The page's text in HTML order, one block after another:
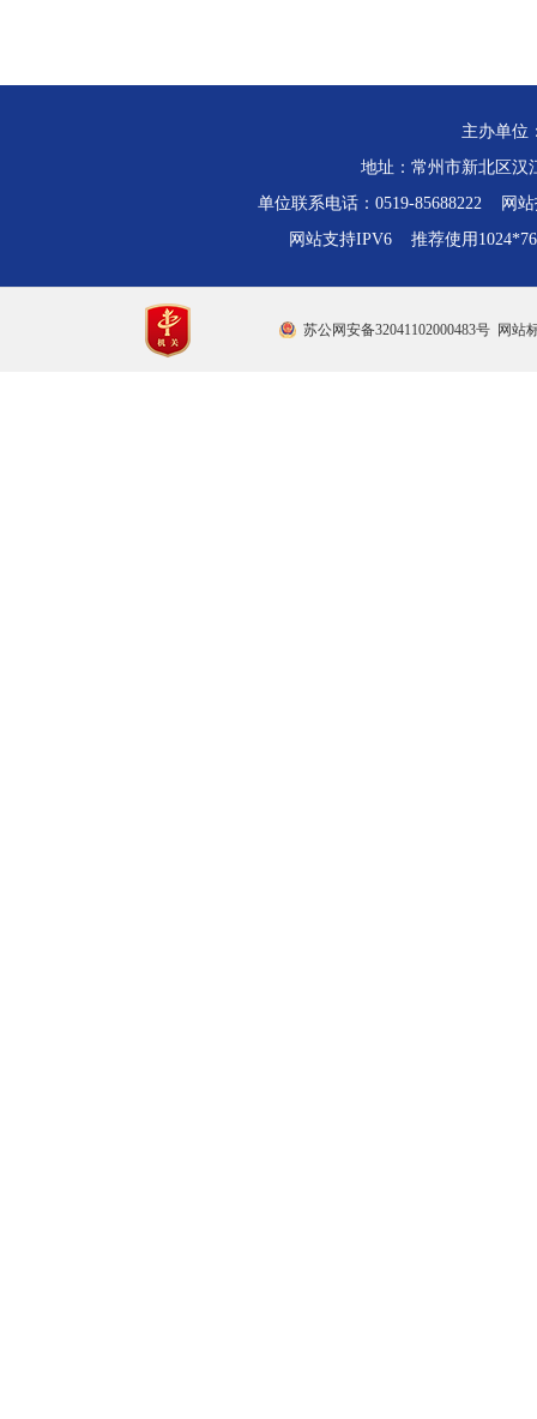
主办单位
地址：常州市新北区
单位联系电话：0519-85688222 网站
网站支持IPV6 推荐使用
苏公网安备32041102000483号 网站